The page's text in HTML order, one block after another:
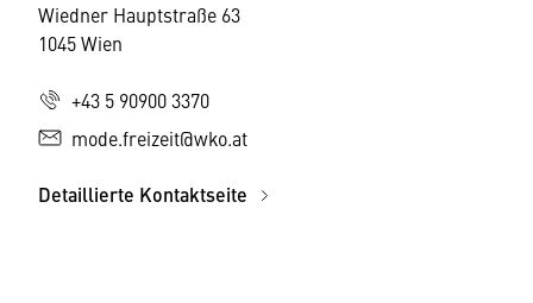
Wiedner Hauptstraße 63
1045 Wien
+43 5 90900 3370
mode.freizeit@wko.at
Detaillierte Kontaktseite